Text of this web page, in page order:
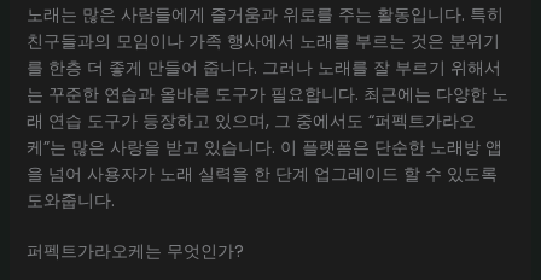
노래는 많은 사람들에게 즐거움과 위로를 주는 활동입니다. 특히
친구들과의 모임이나 가족 행사에서 노래를 부르는 것은 분위기
를 한층 더 좋게 만들어 줍니다. 그러나 노래를 잘 부르기 위해서
는 꾸준한 연습과 올바른 도구가 필요합니다. 최근에는 다양한 노
래 연습 도구가 등장하고 있으며, 그 중에서도 “퍼펙트가라오
케”는 많은 사랑을 받고 있습니다. 이 플랫폼은 단순한 노래방 앱
을 넘어 사용자가 노래 실력을 한 단계 업그레이드 할 수 있도록
도와줍니다.
퍼펙트가라오케는 무엇인가?